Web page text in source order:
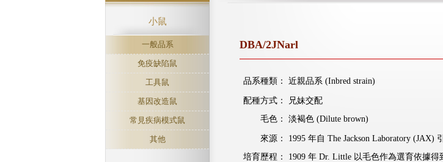
小鼠
一般品系
免疫缺陷鼠
工具鼠
基因改造鼠
常見疾病模式鼠
其他
DBA/2JNarl
品系種類： 近親品系 (Inbred strain)
配種方式：
兄妹交配
毛色：
淡褐色 (Dilute brown)
來源：
1995 年自 The Jackson Laboratory
培育歷程：
1909 年 Dr. Little 以毛色作為選育依據得